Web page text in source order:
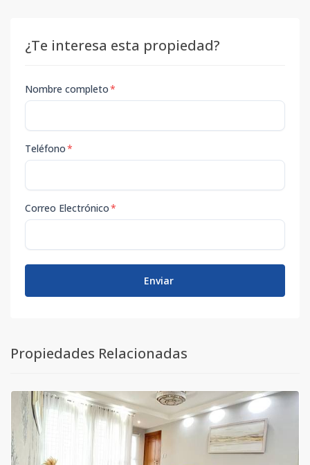
¿Te interesa esta propiedad?
Nombre completo*
Teléfono*
Correo Electrónico*
Enviar
Propiedades Relacionadas